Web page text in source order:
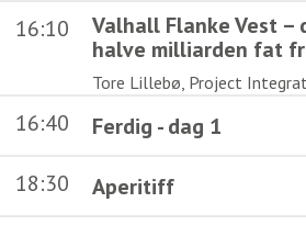
16:10
Valhall Flanke Vest –
halve milliarden fat
Tore Lillebø, Project
16:40
Ferdig - dag 1
18:30
Aperitiff